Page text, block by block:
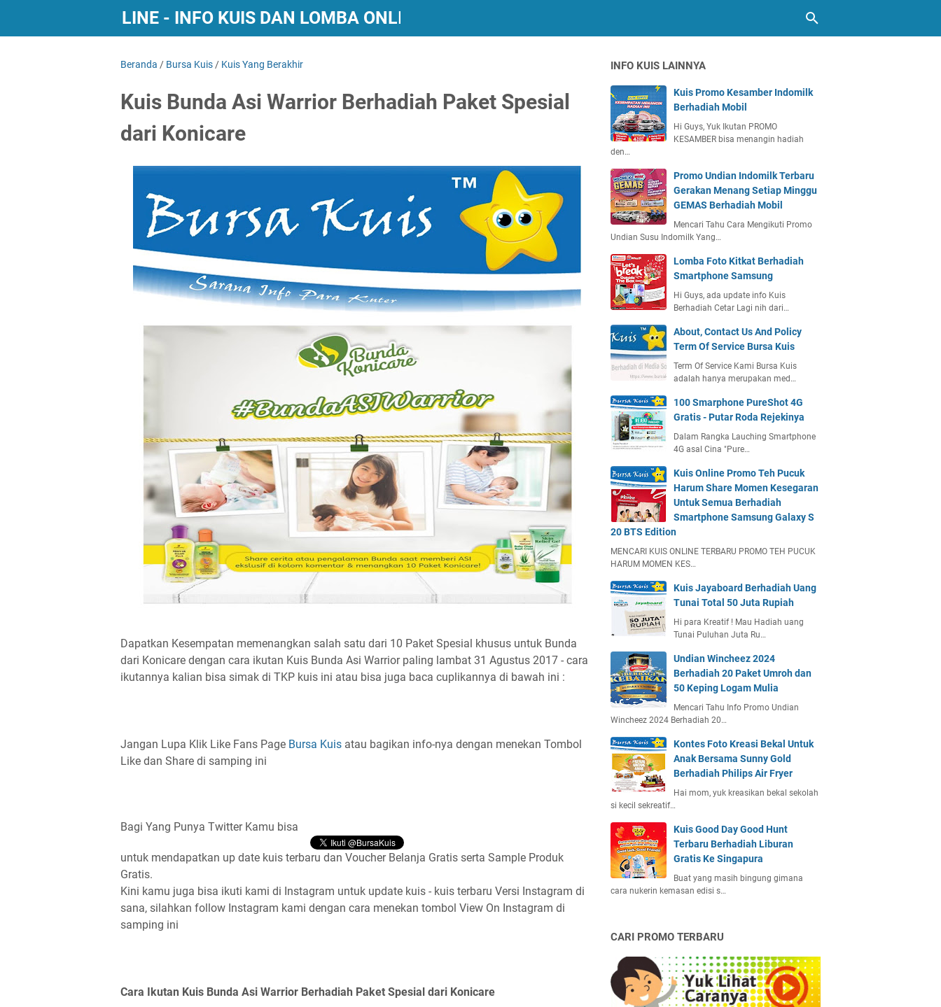
KUIS ONLINE - INFO KUIS DAN LOMBA ONLINE BERHADIAH
Beranda / Bursa Kuis / Kuis Yang Berakhir
Kuis Bunda Asi Warrior Berhadiah Paket Spesial
dari Konicare
Dapatkan Kesempatan memenangkan salah satu dari 10 Paket Spesial khusus untuk Bunda
dari Konicare dengan cara ikutan Kuis Bunda Asi Warrior paling lambat 31 Agustus 2017 - cara
ikutannya kalian bisa simak di TKP kuis ini atau bisa juga baca cuplikannya di bawah ini :
Jangan Lupa Klik Like Fans Page Bursa Kuis atau bagikan info-nya dengan menekan Tombol
Like dan Share di samping ini
Bagi Yang Punya Twitter Kamu bisa
untuk mendapatkan up date kuis terbaru dan Voucher Belanja Gratis serta Sample Produk
Gratis.
Kini kamu juga bisa ikuti kami di Instagram untuk update kuis - kuis terbaru Versi Instagram di
sana, silahkan follow Instagram kami dengan cara menekan tombol View On Instagram di
samping ini
Cara Ikutan Kuis Bunda Asi Warrior Berhadiah Paket Spesial dari Konicare
INFO KUIS LAINNYA
Kuis Promo Kesamber Indomilk
Berhadiah Mobil
Hi Guys, Yuk Ikutan PROMO
KESAMBER bisa menangin hadiah
den…
Promo Undian Indomilk Terbaru
Gerakan Menang Setiap Minggu
GEMAS Berhadiah Mobil
Mencari Tahu Cara Mengikuti Promo
Undian Susu Indomilk Yang…
Lomba Foto Kitkat Berhadiah
Smartphone Samsung
Hi Guys, ada update info Kuis
Berhadiah Cetar Lagi nih dari…
About, Contact Us And Policy
Term Of Service Bursa Kuis
Term Of Service Kami Bursa Kuis
adalah hanya merupakan med…
100 Smarphone PureShot 4G
Gratis - Putar Roda Rejekinya
Dalam Rangka Lauching Smartphone
4G asal Cina "Pure…
Kuis Online Promo Teh Pucuk
Harum Share Momen Kesegaran
Untuk Semua Berhadiah
Smartphone Samsung Galaxy S
20 BTS Edition
MENCARI KUIS ONLINE TERBARU PROMO TEH PUCUK
HARUM MOMEN KES…
Kuis Jayaboard Berhadiah Uang
Tunai Total 50 Juta Rupiah
Hi para Kreatif ! Mau Hadiah uang
Tunai Puluhan Juta Ru…
Undian Wincheez 2024
Berhadiah 20 Paket Umroh dan
50 Keping Logam Mulia
Mencari Tahu Info Promo Undian
Wincheez 2024 Berhadiah 20…
Kontes Foto Kreasi Bekal Untuk
Anak Bersama Sunny Gold
Berhadiah Philips Air Fryer
Hai mom, yuk kreasikan bekal sekolah
si kecil sekreatif…
Kuis Good Day Good Hunt
Terbaru Berhadiah Liburan
Gratis Ke Singapura
Buat yang masih bingung gimana
cara nukerin kemasan edisi s…
CARI PROMO TERBARU